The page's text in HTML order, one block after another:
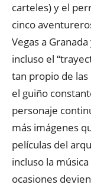
carteles) y el
cinco
Vegas a
incluso el
tan propio de las
el guiño
personaje
más imágenes
películas del
incluso la música
ocasiones